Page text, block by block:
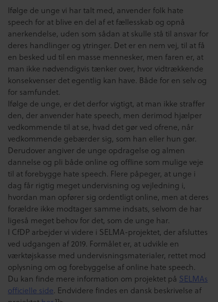
Ifølge de unge vi har talt med, anvender folk hate
speech for at blive en del af et fællesskab og opnå
anerkendelse, uden som sådan at skulle stå til ansvar for
deres handlinger og ytringer. Det er en nem vej, til at få
en besked ud til en masse mennesker, men faren er, at
man ikke nødvendigvis tænker over, hvor vidtrækkende
konsekvenser det egentlig kan have. Både for en selv og
for samfundet.
Ifølge de unge, er det derfor vigtigt, at man ikke straffer
den, der anvender hate speech, men derimod hjælper
vedkommende til at se, hvad det gør ved ofrene, når
vedkommende gebærder sig, som han eller hun gør.
Derudover angiver de unge opdragelse og almen
dannelse og pli både online og offline som mulige veje
til at forebygge hate speech. Flere påpeger, at unge i
dag får rigtig meget undervisning og vejledning i,
hvordan man opfører sig ordentligt online, men at deres
forældre ikke modtager samme indsats, selvom de har
ligeså meget behov for det, som de unge har.
I CfDP arbejder vi videre i SELMA-projektet, der afsluttes
ved udgangen af 2019. Formålet er, at udvikle en
værktøjskasse med undervisningsmaterialer, rettet mod
oplysning om og forebyggelse af online hate speech.
Du kan finde mere information om projektet på SELMAs
officielle side. Endvidere findes en dansk beskrivelse af